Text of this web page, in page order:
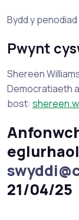
Bydd y
Pwynt
Shereen
Democratiaeth
bost:
21/04/25